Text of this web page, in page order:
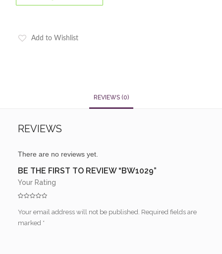
Add to Wishlist
REVIEWS (0)
REVIEWS
There are no reviews yet.
BE THE FIRST TO REVIEW “BW1029”
Your email address will not be published. Required fields are
marked *
Your Rating